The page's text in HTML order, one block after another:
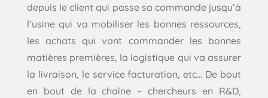
depuis le client qui passe sa commande jusqu’à
l’usine qui va mobiliser les bonnes ressources,
les achats qui vont commander les bonnes
matières premières, la logistique qui va assurer
la livraison, le service facturation, etc… De bout
en bout de la chaîne – chercheurs en R&D,